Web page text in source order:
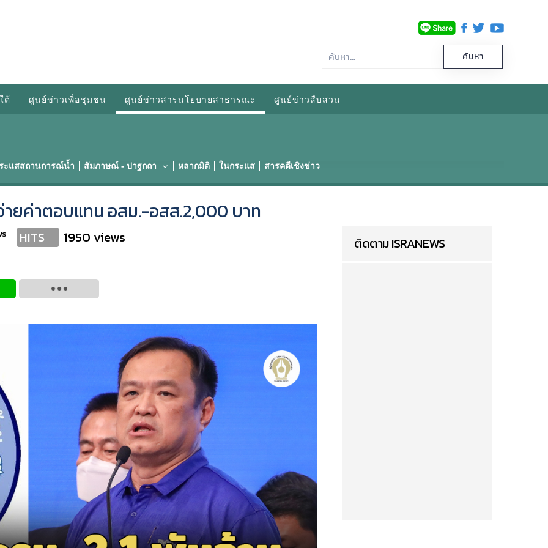
ต้ ศูนย์ข่าวเพื่อชุมชน ศูนย์ข่าวสารนโยบายสาธารณะ ศูนย์ข่าวสืบสวน
ะแสสถานการณ์น้ำ สัมภาษณ์ - ปาฐกถา หลากมิติ ในกระแส สารคดีเชิงข่าว
ายค่าตอบแทน อสม.-อสส.2,000 บาท
HITS 1950 views ติดตาม ISRANEWS